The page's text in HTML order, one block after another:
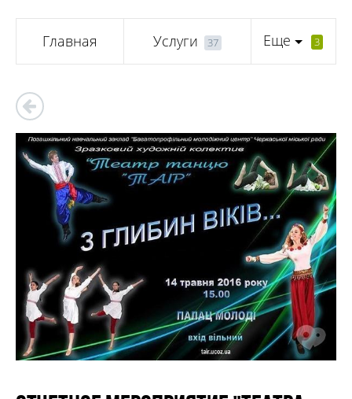
Главная Услуги 37 Еще 3